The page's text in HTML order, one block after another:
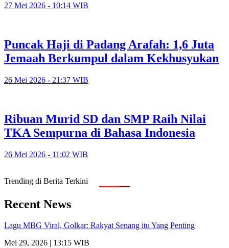
27 Mei 2026 - 10:14 WIB
Puncak Haji di Padang Arafah: 1,6 Juta
Jemaah Berkumpul dalam Kekhusyukan
26 Mei 2026 - 21:37 WIB
Ribuan Murid SD dan SMP Raih Nilai
TKA Sempurna di Bahasa Indonesia
26 Mei 2026 - 11:02 WIB
Trending di Berita Terkini
Recent News
Lagu MBG Viral, Golkar: Rakyat Senang itu Yang Penting
Mei 29, 2026 | 13:15 WIB